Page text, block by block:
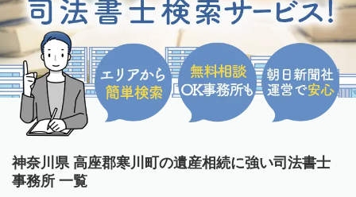
神奈川県 高座郡寒川町の遺産相続に強い司法書士
事務所 一覧